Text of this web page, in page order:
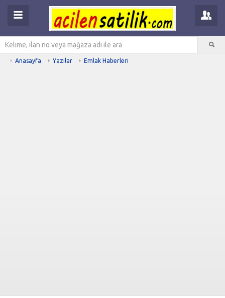
Anasayfa Yazılar Emlak Haberleri